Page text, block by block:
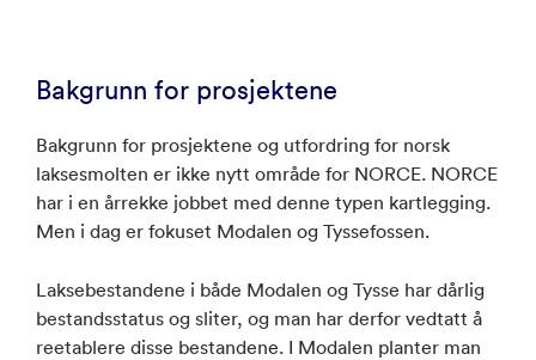
Bakgrunn for prosjektene
Bakgrunn for prosjektene og utfordring for norsk
laksesmolten er ikke nytt område for NORCE. NORCE
har i en årrekke jobbet med denne typen kartlegging.
Men i dag er fokuset Modalen og Tyssefossen.
Laksebestandene i både Modalen og Tysse har dårlig
bestandsstatus og sliter, og man har derfor vedtatt å
reetablere disse bestandene. I Modalen planter man